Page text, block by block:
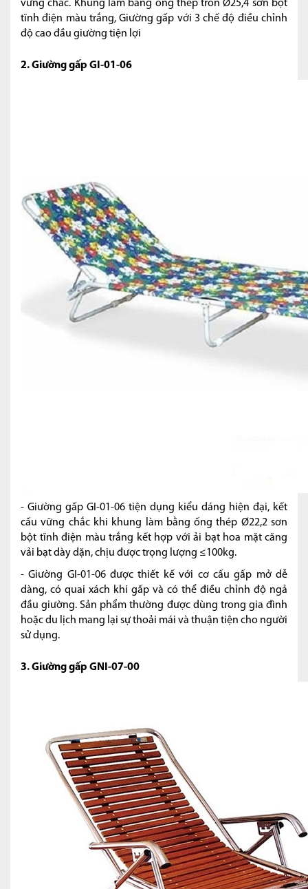
vững chắc. Khung làm bằng ống thép tròn Ø25,4 sơn bột
tĩnh điện màu trắng, Giường gấp với 3 chế độ điều chỉnh
độ cao đầu giường tiện lợi
2. Giường gấp GI-01-06
- Giường gấp GI-01-06 tiện dụng kiểu dáng hiện đại, kết
cấu vững chắc khi khung làm bằng ống thép Ø22,2 sơn
bột tĩnh điện màu trắng kết hợp với ải bạt hoa mặt căng
vải bạt dày dặn, chịu được trọng lượng ≤100kg.
- Giường GI-01-06 được thiết kế với cơ cấu gấp mở dễ
dàng, có quai xách khi gấp và có thể điều chỉnh độ ngả
đầu giường. Sản phẩm thường được dùng trong gia đình
hoặc du lịch mang lại sự thoải mái và thuận tiện cho người
sử dụng.
3. Giường gấp GNI-07-00